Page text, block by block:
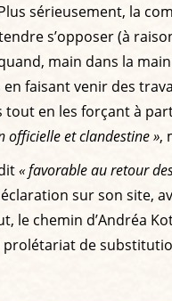
sérieusement, la
s’opposer (à
main dans la
faisant venir des
en les forçant à
et clandestine »,
« favorable au retour
sur son site,
le chemin d’Andréa
prolétariat de